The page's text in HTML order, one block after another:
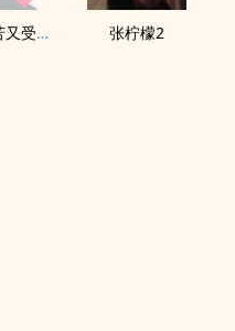
姜赞容她受苦又受难（NPH） 张柠檬2